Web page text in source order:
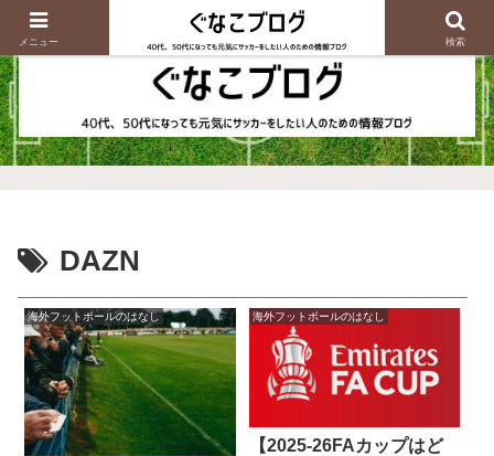
DAZN
海外フットボールのはなし 海外フットボールのはなし
【2025-26FAカップはど
メニュー 検索